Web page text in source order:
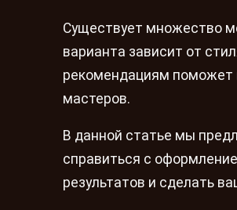
Существует множество
варианта зависит от
рекомендациям поможет
мастеров.
В данной статье мы
справиться с
результатов и сделать